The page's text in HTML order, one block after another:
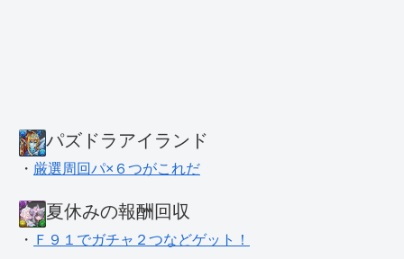
パズドラアイランド
・ 厳選周回パ×６つがこれだ
夏休みの報酬回収
・ Ｆ９１でガチャ２つなどゲット！